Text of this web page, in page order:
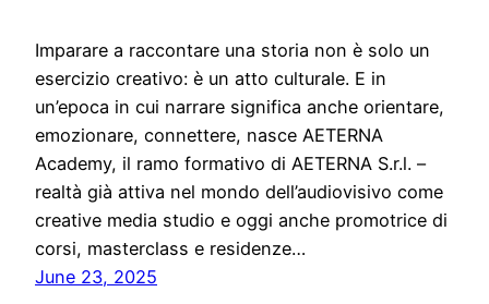
Imparare a raccontare una storia non è solo un
esercizio creativo: è un atto culturale. E in
un’epoca in cui narrare significa anche orientare,
emozionare, connettere, nasce AETERNA
Academy, il ramo formativo di AETERNA S.r.l. –
realtà già attiva nel mondo dell’audiovisivo come
creative media studio e oggi anche promotrice di
corsi, masterclass e residenze…
June 23, 2025